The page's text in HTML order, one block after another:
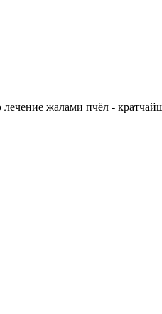
жалами пчёл -